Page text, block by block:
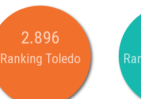
2.896
Ranking Toledo